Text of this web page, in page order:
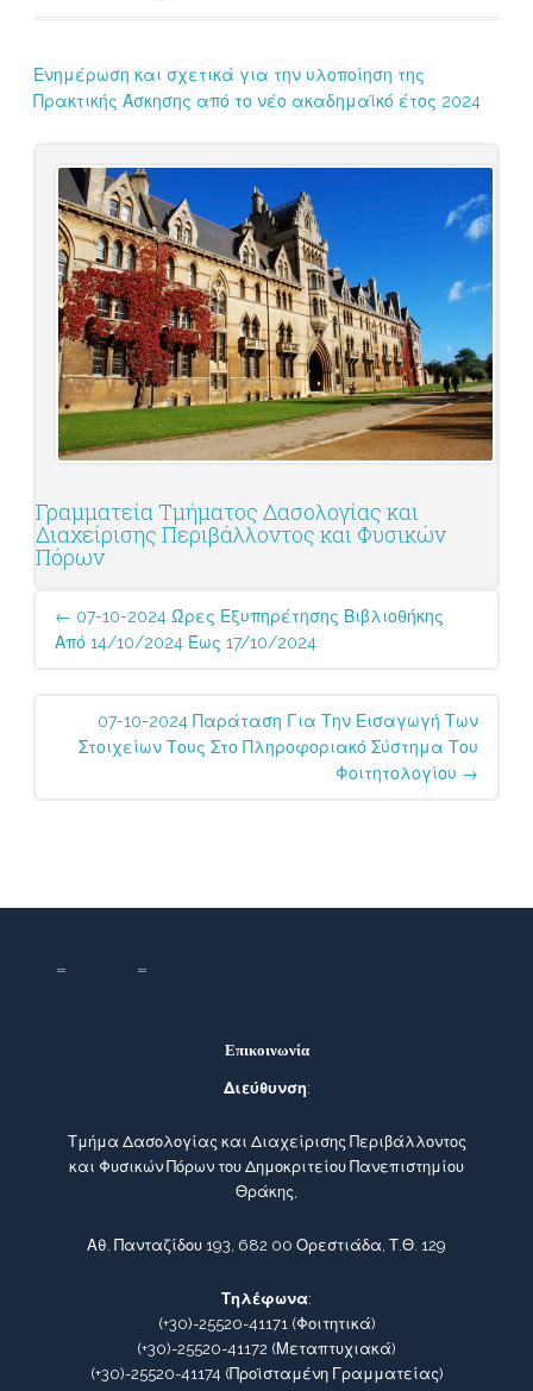
Ενημέρωση και σχετικά για την υλοποίηση της
Πρακτικής Άσκησης από το νέο ακαδημαϊκό έτος 2024
Γραμματεία Τμήματος Δασολογίας και
Διαχείρισης Περιβάλλοντος και Φυσικών
Πόρων
Post
navigation
← 07-10-2024 Ώρες Εξυπηρέτησης Βιβλιοθήκης
Από 14/10/2024 Έως 17/10/2024
07-10-2024 Παράταση Για Την Εισαγωγή Των
Στοιχείων Τους Στο Πληροφοριακό Σύστημα Του
Φοιτητολογίου →
Επικοινωνία
Διεύθυνση:
Τμήμα Δασολογίας και Διαχείρισης Περιβάλλοντος
και Φυσικών Πόρων του Δημοκριτείου Πανεπιστημίου
Θράκης,
Αθ. Πανταζίδου 193, 682 00 Ορεστιάδα, Τ.Θ. 129
Τηλέφωνα:
(+30)-25520-41171(Φοιτητικά)
(+30)-25520-41172 (Μεταπτυχιακά)
(+30)-25520-41174 (Προϊσταμένη Γραμματείας)